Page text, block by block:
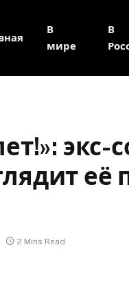
В
мире
В
экс-
её
2 Mins Read